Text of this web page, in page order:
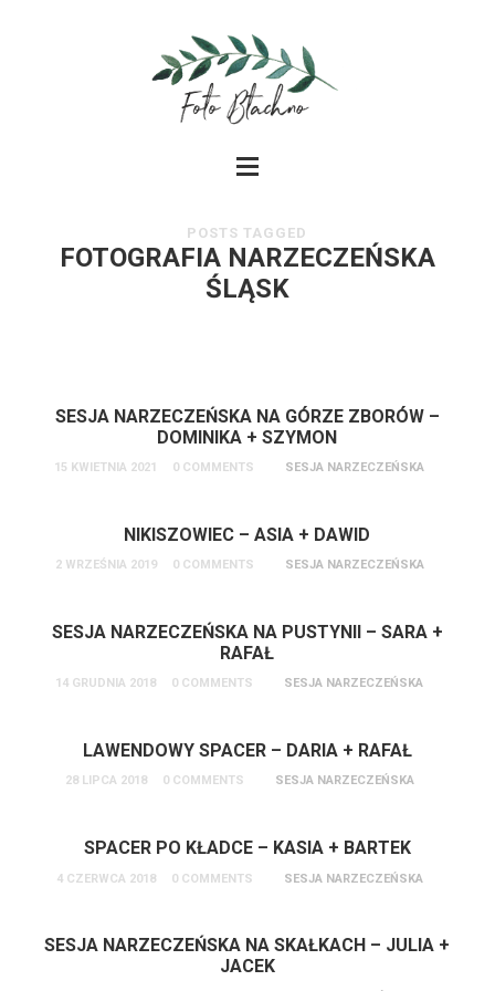
POSTS TAGGED
FOTOGRAFIA NARZECZEŃSKA
ŚLĄSK
SESJA NARZECZEŃSKA NA GÓRZE ZBORÓW –
DOMINIKA + SZYMON
15 KWIETNIA 2021 0 COMMENTS SESJA NARZECZEŃSKA
NIKISZOWIEC – ASIA + DAWID
2 WRZEŚNIA 2019 0 COMMENTS SESJA NARZECZEŃSKA
SESJA NARZECZEŃSKA NA PUSTYNII – SARA +
RAFAŁ
14 GRUDNIA 2018 0 COMMENTS SESJA NARZECZEŃSKA
LAWENDOWY SPACER – DARIA + RAFAŁ
28 LIPCA 2018 0 COMMENTS SESJA NARZECZEŃSKA
SPACER PO KŁADCE – KASIA + BARTEK
4 CZERWCA 2018 0 COMMENTS SESJA NARZECZEŃSKA
SESJA NARZECZEŃSKA NA SKAŁKACH – JULIA +
JACEK